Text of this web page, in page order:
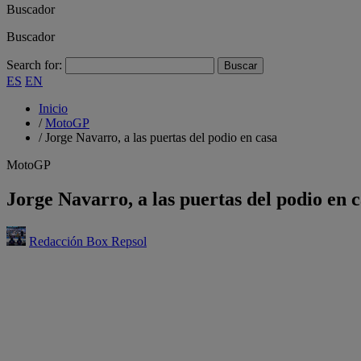
Buscador
Buscador
Search for:
ES EN
Inicio
/MotoGP
/Jorge Navarro, a las puertas del podio en casa
MotoGP
Jorge Navarro, a las puertas del podio en
Redacción Box Repsol